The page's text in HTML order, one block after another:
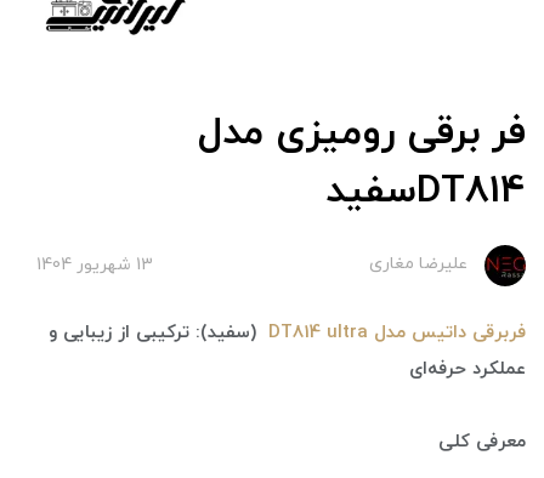
فر برقی رومیزی مدل
DT814سفید
علیرضا مغاری 13 شهریور 1404
فربرقی داتیس مدل DT814 ultra
(سفید): ترکیبی از زیبایی و
عملکرد حرفه‌ای
معرفی کلی